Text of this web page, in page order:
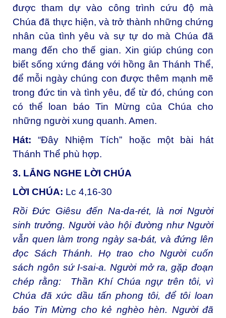
được tham dự vào công trình cứu độ mà
Chúa đã thực hiện, và trở thành những chứng
nhân của tình yêu và sự tự do mà Chúa đã
mang đến cho thế gian. Xin giúp chúng con
biết sống xứng đáng với hồng ân Thánh Thể,
để mỗi ngày chúng con được thêm mạnh mẽ
trong đức tin và tình yêu, để từ đó, chúng con
có thể loan báo Tin Mừng của Chúa cho
những người xung quanh. Amen.
Hát:“Đây Nhiệm Tích” hoặc một bài hát
Thánh Thể phù hợp.
3. LẮNG NGHE LỜI CHÚA
LỜI CHÚA: Lc 4,16-30
Rồi Đức Giêsu đến Na-da-rét, là nơi Người
sinh trưởng. Người vào hội đường như Người
vẫn quen làm trong ngày sa-bát, và đứng lên
đọc Sách Thánh. Họ trao cho Người cuốn
sách ngôn sứ I-sai-a. Người mở ra, gặp đoạn
chép rằng: Thần Khí Chúa ngự trên tôi, vì
Chúa đã xức dầu tấn phong tôi, để tôi loan
báo Tin Mừng cho kẻ nghèo hèn. Người đã